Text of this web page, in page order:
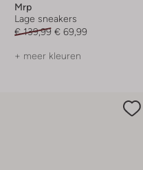
Mrp
Lage sneakers
€ 139,99 € 69,99
+ meer kleuren